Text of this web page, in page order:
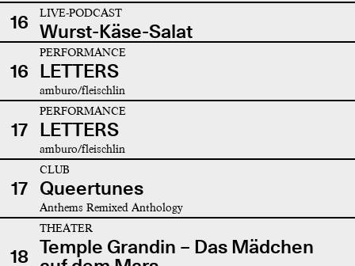
16 LIVE-PODCAST
Wurst-Käse-Salat
16
PERFORMANCE
LETTERS
amburo/fleischlin
17
PERFORMANCE
LETTERS
amburo/fleischlin
17
CLUB
Queertunes
Anthems Remixed Anthology
18
THEATER
Temple Grandin – Das Mädchen